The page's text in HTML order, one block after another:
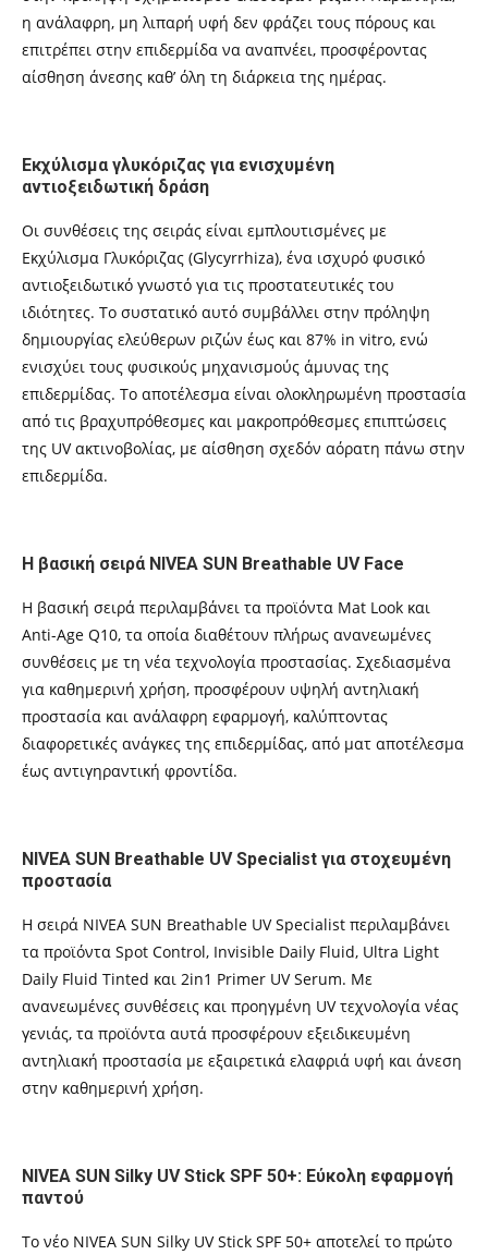
η ανάλαφρη, μη λιπαρή υφή δεν φράζει τους πόρους και
επιτρέπει στην επιδερμίδα να αναπνέει, προσφέροντας
αίσθηση άνεσης καθ’ όλη τη διάρκεια της ημέρας.
Εκχύλισμα γλυκόριζας για ενισχυμένη
αντιοξειδωτική δράση
Οι συνθέσεις της σειράς είναι εμπλουτισμένες με
Εκχύλισμα Γλυκόριζας (Glycyrrhiza), ένα ισχυρό φυσικό
αντιοξειδωτικό γνωστό για τις προστατευτικές του
ιδιότητες. Το συστατικό αυτό συμβάλλει στην πρόληψη
δημιουργίας ελεύθερων ριζών έως και 87% in vitro, ενώ
ενισχύει τους φυσικούς μηχανισμούς άμυνας της
επιδερμίδας. Το αποτέλεσμα είναι ολοκληρωμένη προστασία
από τις βραχυπρόθεσμες και μακροπρόθεσμες επιπτώσεις
της UV ακτινοβολίας, με αίσθηση σχεδόν αόρατη πάνω στην
επιδερμίδα.
Η βασική σειρά NIVEA SUN Breathable UV Face
Η βασική σειρά περιλαμβάνει τα προϊόντα Mat Look και
Anti-Age Q10, τα οποία διαθέτουν πλήρως ανανεωμένες
συνθέσεις με τη νέα τεχνολογία προστασίας. Σχεδιασμένα
για καθημερινή χρήση, προσφέρουν υψηλή αντηλιακή
προστασία και ανάλαφρη εφαρμογή, καλύπτοντας
διαφορετικές ανάγκες της επιδερμίδας, από ματ αποτέλεσμα
έως αντιγηραντική φροντίδα.
NIVEA SUN Breathable UV Specialist για στοχευμένη
προστασία
Η σειρά NIVEA SUN Breathable UV Specialist περιλαμβάνει
τα προϊόντα Spot Control, Invisible Daily Fluid, Ultra Light
Daily Fluid Tinted και 2in1 Primer UV Serum. Με
ανανεωμένες συνθέσεις και προηγμένη UV τεχνολογία νέας
γενιάς, τα προϊόντα αυτά προσφέρουν εξειδικευμένη
αντηλιακή προστασία με εξαιρετικά ελαφριά υφή και άνεση
στην καθημερινή χρήση.
NIVEA SUN Silky UV Stick SPF 50+: Εύκολη εφαρμογή
παντού
Το νέο NIVEA SUN Silky UV Stick SPF 50+ αποτελεί το πρώτο